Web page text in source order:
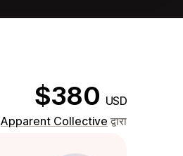
$380 USD
Apparent Collective द्वारा